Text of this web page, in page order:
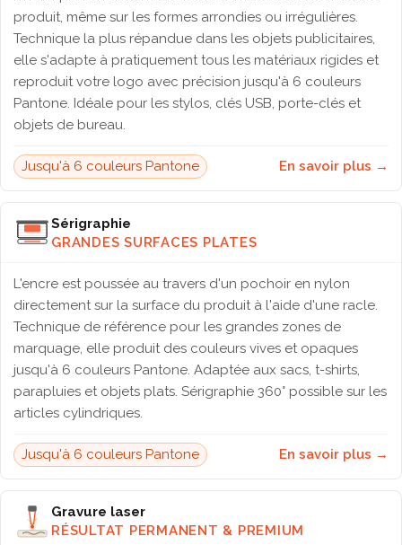
produit, même sur les formes arrondies ou irrégulières.
Technique la plus répandue dans les objets publicitaires,
elle s'adapte à pratiquement tous les matériaux rigides et
reproduit votre logo avec précision jusqu'à 6 couleurs
Pantone. Idéale pour les stylos, clés USB, porte-clés et
objets de bureau.
Jusqu'à 6 couleurs Pantone En savoir plus →
Sérigraphie
GRANDES SURFACES PLATES
L'encre est poussée au travers d'un pochoir en nylon
directement sur la surface du produit à l'aide d'une racle.
Technique de référence pour les grandes zones de
marquage, elle produit des couleurs vives et opaques
jusqu'à 6 couleurs Pantone. Adaptée aux sacs, t-shirts,
parapluies et objets plats. Sérigraphie 360° possible sur les
articles cylindriques.
Jusqu'à 6 couleurs Pantone En savoir plus →
Gravure laser
RÉSULTAT PERMANENT & PREMIUM